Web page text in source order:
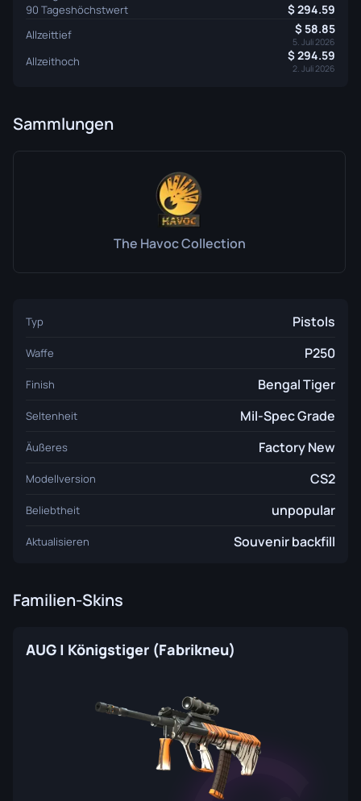
90 Tageshöchstwert 294.59
Allzeittief 58.85
5. Juli 2026
Allzeithoch 294.59
2. Juli 2026
Sammlungen
The Havoc Collection
Typ Pistols
Waffe P250
Finish Bengal Tiger
Seltenheit Mil-Spec Grade
Äußeres Factory New
Modellversion CS2
Beliebtheit unpopular
Aktualisieren Souvenir backfill
Familien-Skins
AUG | Königstiger (Fabrikneu)